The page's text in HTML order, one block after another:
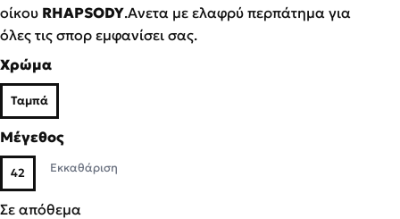
οίκου RHAPSODY.Aνετα με ελαφρύ περπάτημα για
όλες τις σπορ εμφανίσει σας.
Χρώμα
Ταμπά
Μέγεθος
42 Εκκαθάριση
Σε απόθεμα